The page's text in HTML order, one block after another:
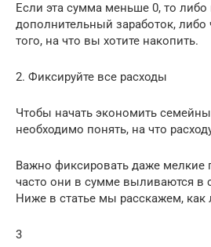
Если эта сумма меньше 0, то либо
дополнительный заработок, либо
того, на что вы хотите накопить.
2. Фиксируйте все расходы
Чтобы начать экономить
необходимо понять, на что
Важно фиксировать даже мелкие
часто они в сумме выливаются в
Ниже в статье мы расскажем, как
3